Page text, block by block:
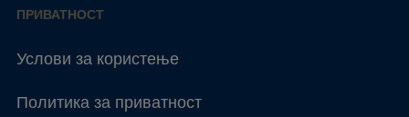
ПРИВАТНОСТ
Услови за користење
Политика за приватност